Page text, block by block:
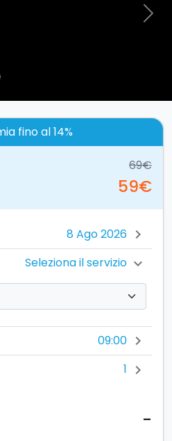
Next
fino al 14%
69€
59€
chevron_right
Seleziona il servizio chevron_right
09:00 chevron_right
1 chevron_right
-